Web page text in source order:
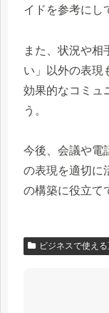
イドを参考にし
また、状況や相
い」以外の表現
効果的なコミュ
う。
今後、会議や電
の表現を適切に
の構築に役立て
ビジネスで使え